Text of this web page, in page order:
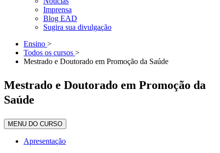
Imprensa
Blog EAD
Sugira sua divulgação
Ensino >
Todos os cursos >
Mestrado e Doutorado em Promoção da Saúde
Mestrado e Doutorado em Promoção da
Saúde
MENU DO CURSO
Apresentação